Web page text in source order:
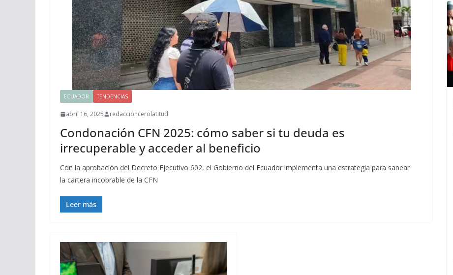
ECUADOR TENDENCIAS
abril 16, 2025 redaccioncerolatitud
Condonación CFN 2025: cómo saber si tu deuda es
irrecuperable y acceder al beneficio
Con la aprobación del Decreto Ejecutivo 602, el Gobierno del Ecuador implementa una estrategia para sanear
la cartera incobrable de la CFN
Leer más